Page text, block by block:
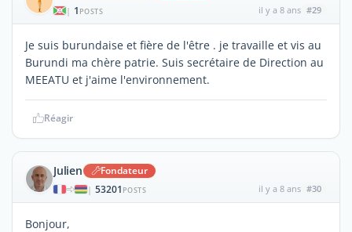
| 1 POSTS il y a 8 ans #29
Je suis burundaise et fière de l'être . je travaille et vis au
Burundi ma chère patrie. Suis secrétaire de Direction au
MEEATU et j'aime l'environnement.
Réagir
Julien Fondateur
| 53201 POSTS il y a 8 ans #30
Bonjour,